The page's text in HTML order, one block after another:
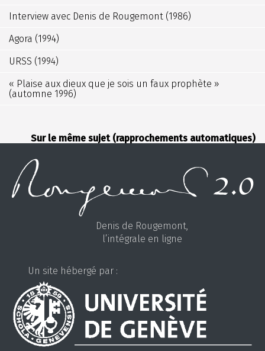
Interview avec Denis de Rougemont (1986)
Agora (1994)
URSS (1994)
« Plaise aux dieux que je sois un faux prophète »
(automne 1996)
Sur le même sujet (rapprochements automatiques)
Denis de Rougemont,
l’intégrale en ligne
Un site hébergé par :